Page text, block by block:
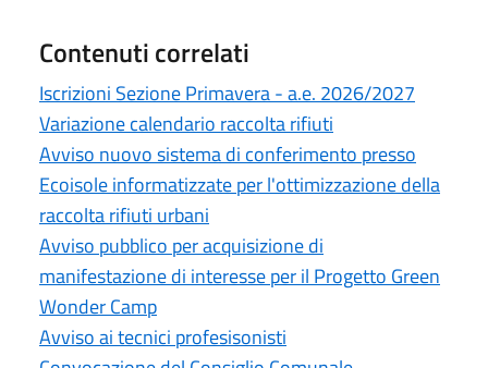
Contenuti correlati
Iscrizioni Sezione Primavera - a.e. 2026/2027
Variazione calendario raccolta rifiuti
Avviso nuovo sistema di conferimento presso
Ecoisole informatizzate per l'ottimizzazione della
raccolta rifiuti urbani
Avviso pubblico per acquisizione di
manifestazione di interesse per il Progetto Green
Wonder Camp
Avviso ai tecnici profesisonisti